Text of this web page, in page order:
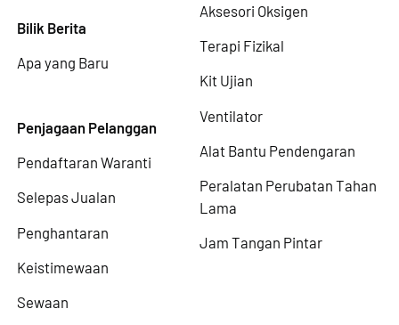
Bilik Berita
Apa yang Baru
Penjagaan Pelanggan
Pendaftaran Waranti
Selepas Jualan
Penghantaran
Keistimewaan
Sewaan
Aksesori Oksigen
Terapi Fizikal
Kit Ujian
Ventilator
Alat Bantu Pendengaran
Peralatan Perubatan Tahan
Lama
Jam Tangan Pintar